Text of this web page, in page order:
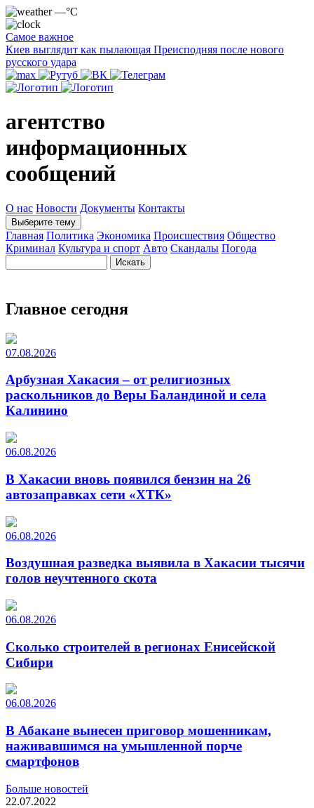
—°C
Самое важное
Киев выглядит как пылающая Преисподняя после нового
русского удара
агентство
информационных
сообщений
О нас Новости Документы Контакты
Выберите тему
Главная Политика Экономика Происшествия Общество
Криминал Культура и спорт Авто Скандалы Погода
Главное сегодня
07.08.2026
Арбузная Хакасия – от религиозных
раскольников до Веры Баландиной и села
Калинино
06.08.2026
В Хакасии вновь появился бензин на 26
автозаправках сети «ХТК»
06.08.2026
Воздушная разведка выявила в Хакасии тысячи
голов неучтенного скота
06.08.2026
Сколько строителей в регионах Енисейской
Сибири
06.08.2026
В Абакане вынесен приговор мошенникам,
наживавшимся на умышленной порче
смартфонов
Больше новостей
22.07.2022